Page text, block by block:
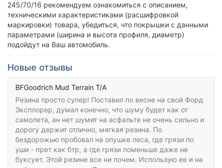
245/70/16 рекомендуем ознакомиться с описанием,
техническими характеристиками (расшифровкой
маркировки) товара, убедиться, что покрышки с данными
параметрами (ширина и высота профиля, диаметр)
подойдут на Ваш автомобиль.
Новые отзывы
BFGoodrich Mud Terrain T/A
Резина просто супер! Поставил по весне на свой Форд
Эксплорер, думал конечно, что шуму будет как от
самолета, ан нет шумит на асфальте не очень сильно и
дорогу держит отлично, мягкая резина. По
бездорожью пробовал на опушке леса, где грязи по
уши - прет как бтр, а где грязи поменьше даже не
буксует. Этой резине все ни почем. Использую ее и на